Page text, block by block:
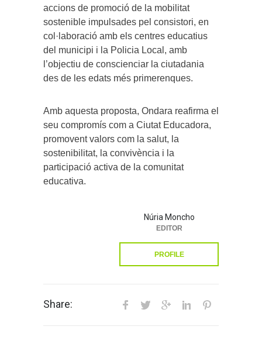
accions de promoció de la mobilitat
sostenible impulsades pel consistori, en
col·laboració amb els centres educatius
del municipi i la Policia Local, amb
l’objectiu de conscienciar la ciutadania
des de les edats més primerenques.
Amb aquesta proposta, Ondara reafirma el
seu compromís com a Ciutat Educadora,
promovent valors com la salut, la
sostenibilitat, la convivència i la
participació activa de la comunitat
educativa.
Núria Moncho
EDITOR
PROFILE
Share: